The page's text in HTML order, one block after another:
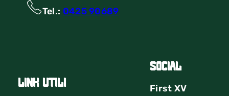
Tel.: 0425 90689
link utili
Social
First XV